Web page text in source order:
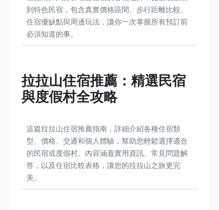
到特色民宿，包含真實價格區間、步行距離比較、
住宿優缺點與周邊玩法，讓你一次掌握所有預訂前
必須知道的事。
拉拉山住宿推薦：精選民宿
與度假村全攻略
這篇拉拉山住宿推薦指南，詳細介紹各種住宿類
型、價格、交通和個人體驗，幫助您輕鬆選擇適合
的民宿或度假村。內容涵蓋實用資訊、常見問題解
答，以及住宿比較表格，讓您的拉拉山之旅更完
美。